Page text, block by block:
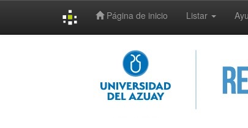
Página de inicio Listar